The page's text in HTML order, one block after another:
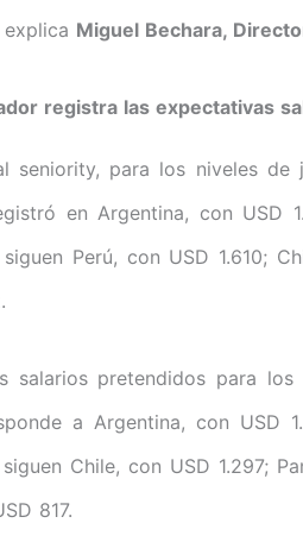
explica Miguel Bechara,
registra las expectativas
seniority, para los niveles de
en Argentina, con USD
Perú, con USD 1.610;
salarios pretendidos para
a Argentina, con USD
Chile, con USD 1.297;
817.